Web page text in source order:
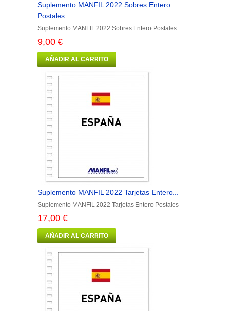
Suplemento MANFIL 2022 Sobres Entero
Postales
Suplemento MANFIL 2022 Sobres Entero Postales
9,00 €
AÑADIR AL CARRITO
Suplemento MANFIL 2022 Tarjetas Entero...
Suplemento MANFIL 2022 Tarjetas Entero Postales
17,00 €
AÑADIR AL CARRITO